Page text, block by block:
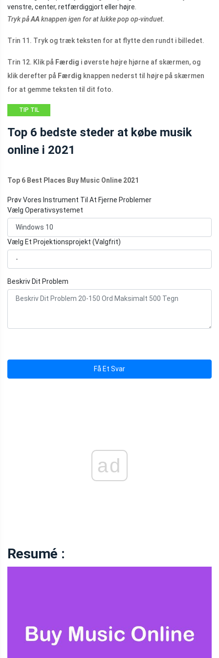
venstre, center, retfærdiggjort eller højre.
Tryk påAA knappen igen for at lukke pop op-vinduet.
Trin 11. Tryk og træk teksten for at flytte den rundt i billedet.
Trin 12. Klik på Færdig i øverste højre hjørne af skærmen, og
klik derefter på Færdig knappen nederst til højre på skærmen
for at gemme teksten til dit foto.
TIP TIL
Top 6 bedste steder at købe musik
online i 2021
Top 6 Best Places Buy Music Online 2021
Prøv Vores Instrument Til At Fjerne Problemer
Vælg Operativsystemet
Vælg Et Projektionsprojekt (Valgfrit)
Beskriv Dit Problem
Få Et Svar
ad
Resumé :